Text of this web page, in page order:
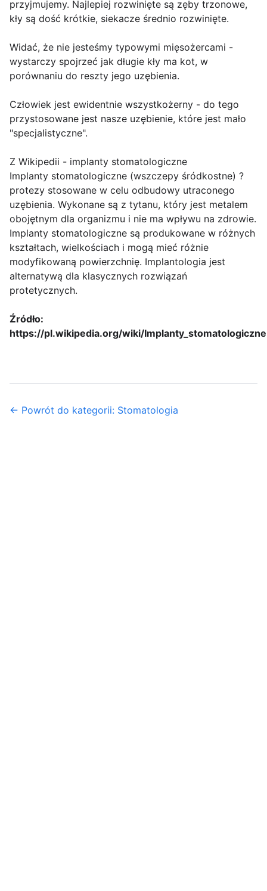
przyjmujemy. Najlepiej rozwinięte są zęby trzonowe,
kły są dość krótkie, siekacze średnio rozwinięte.
Widać, że nie jesteśmy typowymi mięsożercami -
wystarczy spojrzeć jak długie kły ma kot, w
porównaniu do reszty jego uzębienia.
Człowiek jest ewidentnie wszystkożerny - do tego
przystosowane jest nasze uzębienie, które jest mało
"specjalistyczne".
Z Wikipedii - implanty stomatologiczne
Implanty stomatologiczne (wszczepy śródkostne) ?
protezy stosowane w celu odbudowy utraconego
uzębienia. Wykonane są z tytanu, który jest metalem
obojętnym dla organizmu i nie ma wpływu na zdrowie.
Implanty stomatologiczne są produkowane w różnych
kształtach, wielkościach i mogą mieć różnie
modyfikowaną powierzchnię. Implantologia jest
alternatywą dla klasycznych rozwiązań
protetycznych.
Źródło:
https://pl.wikipedia.org/wiki/Implanty_stomatologiczne
← Powrót do kategorii: Stomatologia